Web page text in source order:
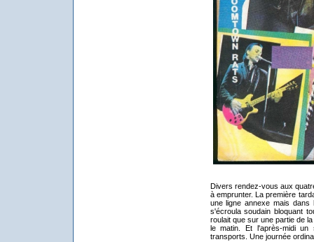
Divers rendez-vous aux
à emprunter. La première
une ligne annexe mais
s'écroula soudain bloquant
roulait que sur une partie de
le matin. Et l'après-midi
transports. Une journée